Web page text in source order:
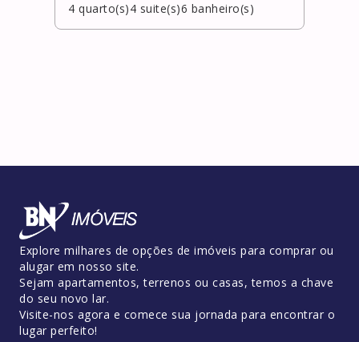
4 quarto(s)4 suite(s)6 banheiro(s)
Explore milhares de opções de imóveis para comprar ou
alugar em nosso site.
Sejam apartamentos, terrenos ou casas, temos a chave
do seu novo lar.
Visite-nos agora e comece sua jornada para encontrar o
lugar perfeito!